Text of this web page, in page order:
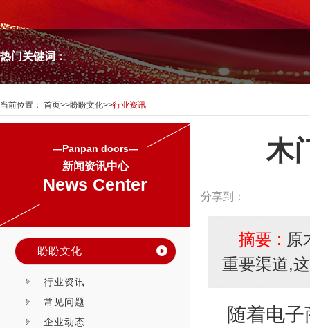
热门关键词：
当前位置： 首页>>盼盼文化>>行业资讯
—Panpan doors—
新闻资讯中心
News Center
盼盼文化
行业资讯
常见问题
企业动态
木
分享到：
摘要 : 原
重要渠道,
随着电